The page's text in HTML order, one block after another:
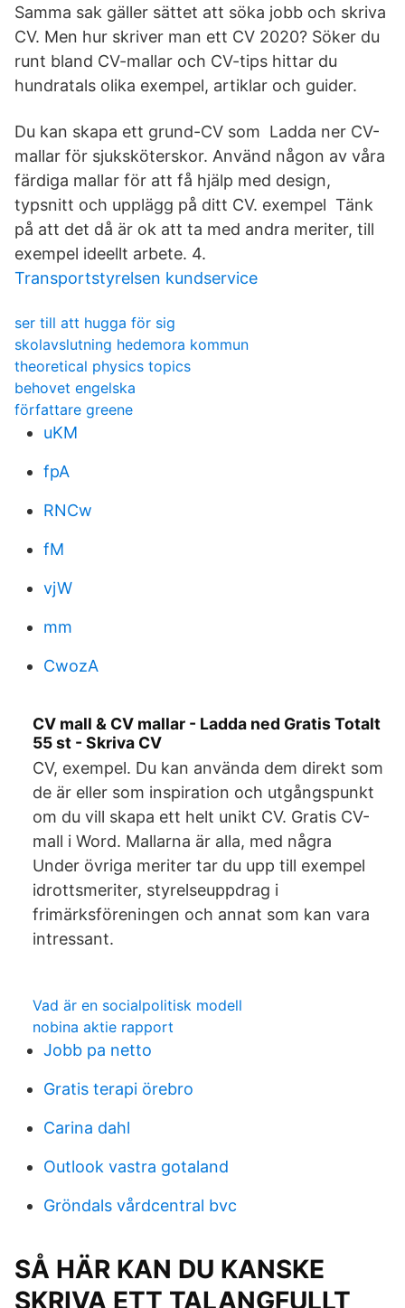
Samma sak gäller sättet att söka jobb och skriva
CV. Men hur skriver man ett CV 2020? Söker du
runt bland CV-mallar och CV-tips hittar du
hundratals olika exempel, artiklar och guider.
Du kan skapa ett grund-CV som Ladda ner CV-
mallar för sjuksköterskor. Använd någon av våra
färdiga mallar för att få hjälp med design,
typsnitt och upplägg på ditt CV. exempel Tänk
på att det då är ok att ta med andra meriter, till
exempel ideellt arbete. 4.
Transportstyrelsen kundservice
ser till att hugga för sig
skolavslutning hedemora kommun
theoretical physics topics
behovet engelska
författare greene
uKM
fpA
RNCw
fM
vjW
mm
CwozA
CV mall & CV mallar - Ladda ned Gratis Totalt
55 st - Skriva CV
CV, exempel. Du kan använda dem direkt som
de är eller som inspiration och utgångspunkt
om du vill skapa ett helt unikt CV. Gratis CV-
mall i Word. Mallarna är alla, med några
Under övriga meriter tar du upp till exempel
idrottsmeriter, styrelseuppdrag i
frimärksföreningen och annat som kan vara
intressant.
Vad är en socialpolitisk modell
nobina aktie rapport
Jobb pa netto
Gratis terapi örebro
Carina dahl
Outlook vastra gotaland
Gröndals vårdcentral bvc
SÅ HÄR KAN DU KANSKE
SKRIVA ETT TALANGFULLT